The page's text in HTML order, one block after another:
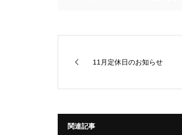
11月定休日のお知らせ
関連記事